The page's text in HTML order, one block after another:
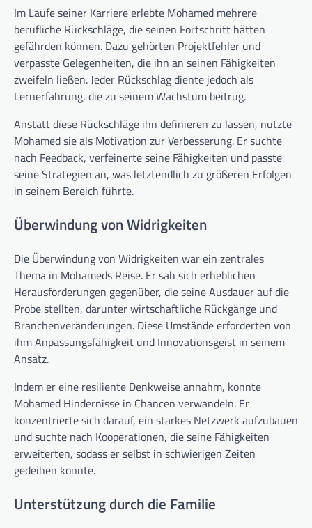
Im Laufe seiner Karriere erlebte Mohamed mehrere
berufliche Rückschläge, die seinen Fortschritt hätten
gefährden können. Dazu gehörten Projektfehler und
verpasste Gelegenheiten, die ihn an seinen Fähigkeiten
zweifeln ließen. Jeder Rückschlag diente jedoch als
Lernerfahrung, die zu seinem Wachstum beitrug.
Anstatt diese Rückschläge ihn definieren zu lassen, nutzte
Mohamed sie als Motivation zur Verbesserung. Er suchte
nach Feedback, verfeinerte seine Fähigkeiten und passte
seine Strategien an, was letztendlich zu größeren Erfolgen
in seinem Bereich führte.
Überwindung von Widrigkeiten
Die Überwindung von Widrigkeiten war ein zentrales
Thema in Mohameds Reise. Er sah sich erheblichen
Herausforderungen gegenüber, die seine Ausdauer auf die
Probe stellten, darunter wirtschaftliche Rückgänge und
Branchenveränderungen. Diese Umstände erforderten von
ihm Anpassungsfähigkeit und Innovationsgeist in seinem
Ansatz.
Indem er eine resiliente Denkweise annahm, konnte
Mohamed Hindernisse in Chancen verwandeln. Er
konzentrierte sich darauf, ein starkes Netzwerk aufzubauen
und suchte nach Kooperationen, die seine Fähigkeiten
erweiterten, sodass er selbst in schwierigen Zeiten
gedeihen konnte.
Unterstützung durch die Familie